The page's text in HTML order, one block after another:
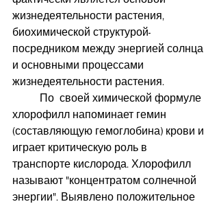
жизнедеятельности растения,
биохимической структурой-
посредником между энергией солнца
и основными процессами
жизнедеятельности растения.
хлорофилл напоминает гемин
(составляющую гемоглобина) крови и
играет критическую роль в
транспорте кислорода. Хлорофилл
называют "концентратом солнечной
энергии". Выявлено положительное